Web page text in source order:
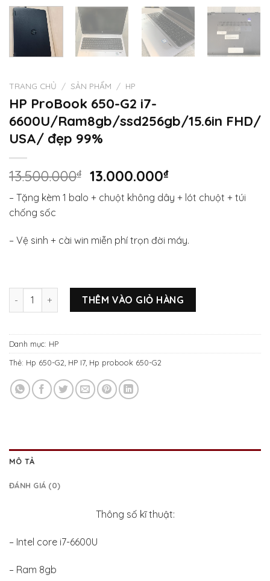
TRANG CHỦ / SẢN PHẨM / HP
HP ProBook 650-G2 i7-
6600U/Ram8gb/ssd256gb/15.6in FHD/
USA/ đẹp 99%
13.500.000₫
Giá
gốc
là:
13.000.000₫Giá
hiện
tại
13.000.000₫.
– Tặng kèm 1 balo + chuột không dây + lót chuột + túi
chống sốc
– Vệ sinh + cài win miễn phí trọn đời máy.
HP ProBook 650-G2 i7-6600U/Ram8gb/ssd256gb/15.6in
THÊM VÀO GIỎ HÀNG
Danh mục: HP
Thẻ: Hp 650-G2, HP I7, Hp probook 650-G2
MÔ TẢ
ĐÁNH GIÁ (0)
Thông số kĩ thuật:
– Intel core i7-6600U
– Ram 8gb